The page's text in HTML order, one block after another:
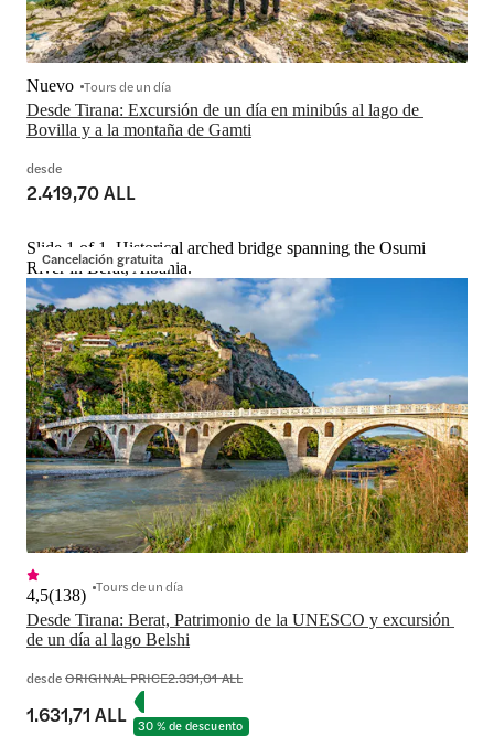
Desde Tirana: Excursión de un día en minibús al lago de
Bovilla y a la montaña de Gamti
Nuevo Tours de un día
desde
2.419,70 ALL
Cancelación gratuita
Slide 1 of 1, Historical arched bridge spanning the Osumi
River in Berat, Albania.
Desde Tirana: Berat, Patrimonio de la UNESCO y excursión
de un día al lago Belshi
4,5(138) Tours de un día
desdeORIGINAL PRICE2.331,01 ALL
1.631,71 ALL 30 % de descuento